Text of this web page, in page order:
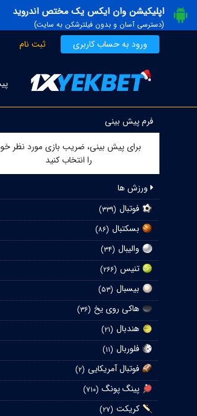
اپلیکیشن وان ایکس یک مختص اندروید
(دسترسی آسان و بدون فیلترشکن به سایت)
ورود به حساب کاربری ثبت نام
فرم پیش بینی
برای پیش بینی، ضریب بازی مورد نظر
را انتخاب کنید
ورزش ها
فوتبال (۳۳۹)
بسکتبال (۸۶)
والیبال (۳۴)
تنیس (۲۶۶)
بیسبال (۵۳)
هاکی روی یخ (۳۶)
هندبال (۲۱)
فلوربال (۱۱)
فوتبال آمریکایی (۲)
پینگ پونگ (۷۱۰)
کریکت (۲۷)